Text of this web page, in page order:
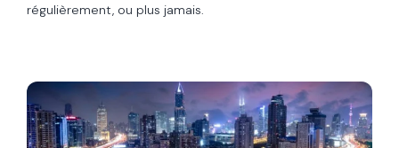
régulièrement, ou plus jamais.